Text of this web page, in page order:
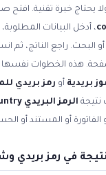
يحتاج خبرة تقنية. افتح
، أدخل البيانات
البحث. راجع الناتج، ثم
هذه الخطوات نفسها
بريدية أو رمز بريدي
نتيجة الرمز البريدي country
أو المستند أو
في رمز بريدي